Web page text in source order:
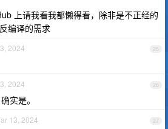
上请我看我都懒得看，除非是不正经的
编译的需求
25
2024
26
2024
实是。
27
13, 2024